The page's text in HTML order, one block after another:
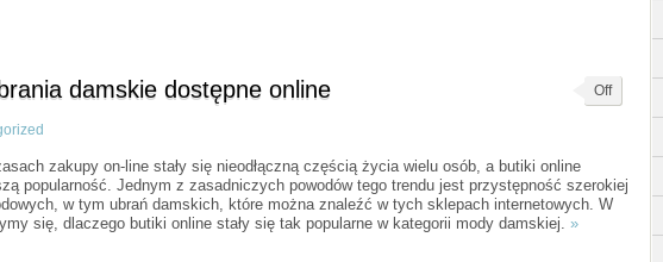
damskie dostępne online Off
zakupy on-line stały się nieodłączną częścią życia wielu osób, a butiki online
popularność. Jednym z zasadniczych powodów tego trendu jest przystępność szerokiej
w tym ubrań damskich, które można znaleźć w tych sklepach internetowych. W
się, dlaczego butiki online stały się tak popularne w kategorii mody damskiej. »